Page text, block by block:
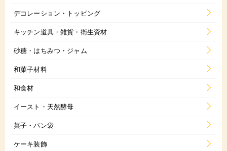
デコレーション・トッピング
キッチン道具・雑貨・衛生資材
砂糖・はちみつ・ジャム
和菓子材料
和食材
イースト・天然酵母
菓子・パン袋
ケーキ装飾